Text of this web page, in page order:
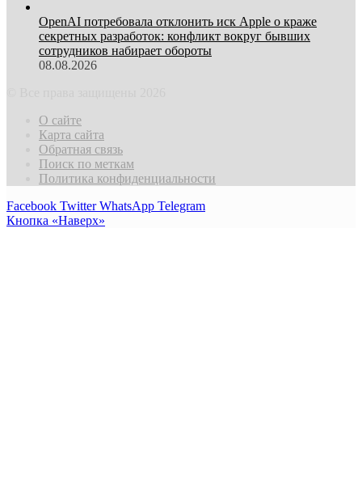
OpenAI потребовала отклонить иск Apple о краже
секретных разработок: конфликт вокруг бывших
сотрудников набирает обороты
08.08.2026
О сайте
Карта сайта
Обратная связь
Поиск по меткам
Политика конфиденциальности
Facebook Twitter WhatsApp Telegram
Кнопка «Наверх»